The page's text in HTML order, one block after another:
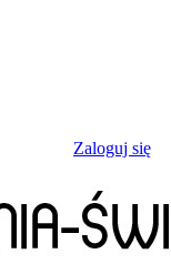
Zaloguj się